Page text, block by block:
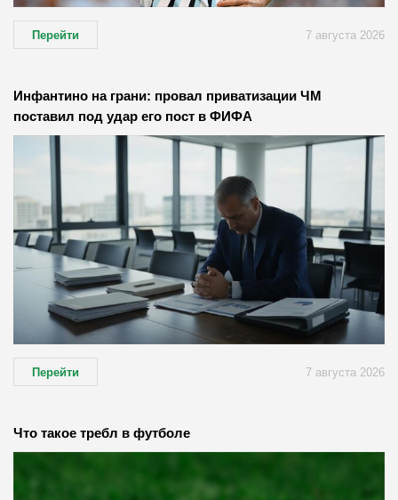
Перейти 7 августа 2026
Инфантино на грани: провал приватизации ЧМ
поставил под удар его пост в ФИФА
Перейти 7 августа 2026
Что такое требл в футболе